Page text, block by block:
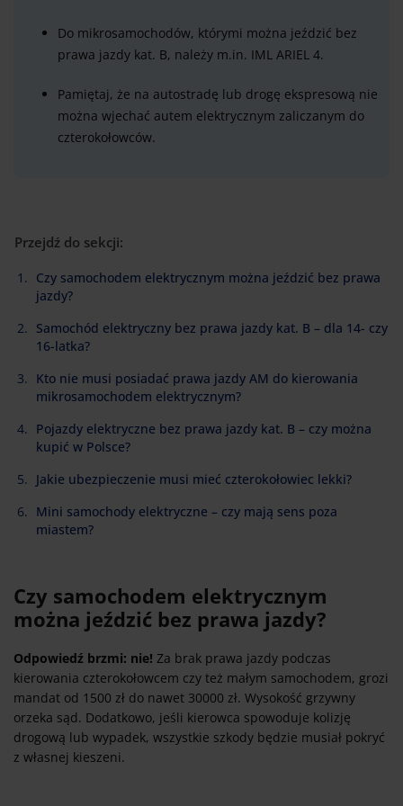
Do mikrosamochodów, którymi można jeździć bez
prawa jazdy kat. B, należy m.in. IML ARIEL 4.
Pamiętaj, że na autostradę lub drogę ekspresową nie
można wjechać autem elektrycznym zaliczanym do
czterokołowców.
Przejdź do sekcji:
Czy samochodem elektrycznym można jeździć bez prawa
jazdy?
Samochód elektryczny bez prawa jazdy kat. B – dla 14- czy
16-latka?
Kto nie musi posiadać prawa jazdy AM do kierowania
mikrosamochodem elektrycznym?
Pojazdy elektryczne bez prawa jazdy kat. B – czy można
kupić w Polsce?
Jakie ubezpieczenie musi mieć czterokołowiec lekki?
Mini samochody elektryczne – czy mają sens poza
miastem?
Czy samochodem elektrycznym
można jeździć bez prawa jazdy?
Odpowiedź brzmi: nie! Za brak prawa jazdy podczas
kierowania czterokołowcem czy też małym samochodem, grozi
mandat od 1500 zł do nawet 30000 zł. Wysokość grzywny
orzeka sąd. Dodatkowo, jeśli kierowca spowoduje kolizję
drogową lub wypadek, wszystkie szkody będzie musiał pokryć
z własnej kieszeni.